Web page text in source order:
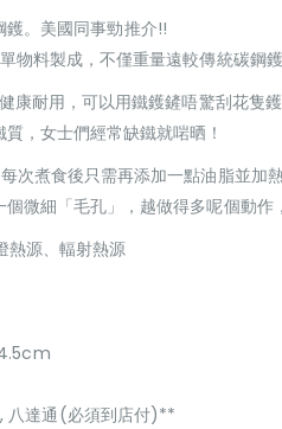
。美國同事勁推介!!
物料製成，不僅重量遠較傳統碳
康耐用，可以用鐵鑊鏟唔驚刮花隻鑊
，女士們經常缺鐵就啱晒！
次煮食後只需再添加一點油脂並加
微細「毛孔」，越做得多呢個動
熱源、輻射熱源
八達通(必須到店付)**